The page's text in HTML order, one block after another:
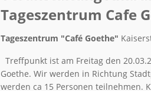
Tageszentrum Cafe
Tageszentrum "Café Goethe"
Treffpunkt ist am Freitag den
Goethe. Wir werden in Richtung
werden ca 15 Personen teilnehmen.